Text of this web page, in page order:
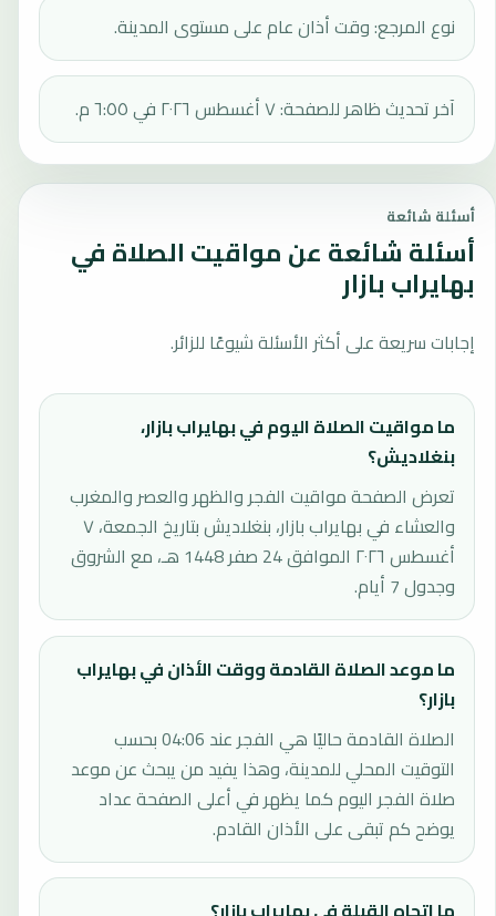
نوع المرجع: وقت أذان عام على مستوى المدينة.
آخر تحديث ظاهر للصفحة: ٧ أغسطس ٢٠٢٦ في ٦:٥٥ م.
أسئلة شائعة
أسئلة شائعة عن مواقيت الصلاة في
بهايراب بازار
إجابات سريعة على أكثر الأسئلة شيوعًا للزائر.
ما مواقيت الصلاة اليوم في بهايراب بازار،
بنغلاديش؟
تعرض الصفحة مواقيت الفجر والظهر والعصر والمغرب
والعشاء في بهايراب بازار، بنغلاديش بتاريخ الجمعة، ٧
أغسطس ٢٠٢٦ الموافق 24 صفر 1448 هـ، مع الشروق
وجدول 7 أيام.
ما موعد الصلاة القادمة ووقت الأذان في بهايراب
بازار؟
الصلاة القادمة حاليًا هي الفجر عند 04:06 بحسب
التوقيت المحلي للمدينة، وهذا يفيد من يبحث عن موعد
صلاة الفجر اليوم كما يظهر في أعلى الصفحة عداد
يوضح كم تبقى على الأذان القادم.